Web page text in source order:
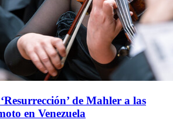
de Mahler a las
en Venezuela